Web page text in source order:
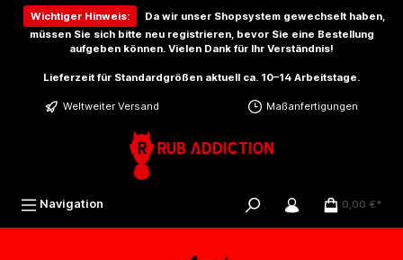
springen
Wichtiger Hinweis:
Da wir unser Shopsystem gewechselt haben,
müssen Sie sich bitte neu registrieren, bevor Sie eine Bestellung
aufgeben können. Vielen Dank für Ihr Verständnis!
Lieferzeit für Standardgrößen aktuell ca. 10–14 Arbeitstage.
Weltweiter Versand Maßanfertigungen
Navigation 0,00 €*